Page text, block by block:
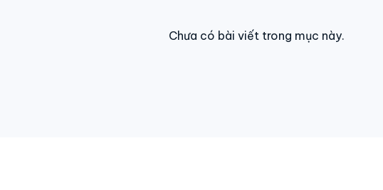
Chưa có bài viết trong mục này.